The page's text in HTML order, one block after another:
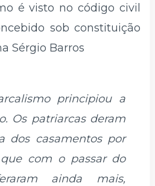
é visto no código civil
sob constituição
Sérgio Barros
principiou a
Os patriarcas deram
dos casamentos por
que com o passar do
ainda mais,